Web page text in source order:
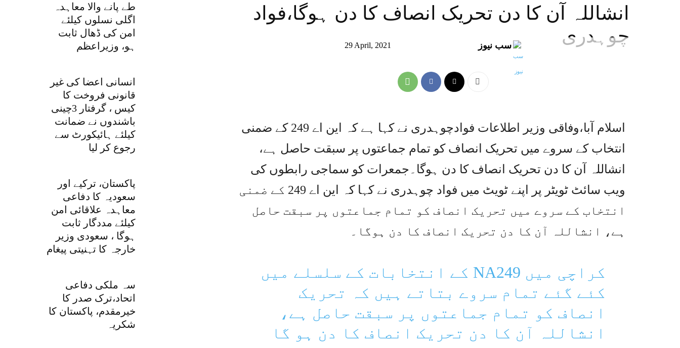
طے پانے والا معاہدہ
اگلی نسلوں کیلئے
امن کی ڈھال ثابت
ہو، وزیراعظم
انسانی اعضا کی غیر
قانونی فروخت کا
کیس ، گرفتار 3چینی
باشندوں نے ضمانت
کیلئے ہائیکورٹ سے
رجوع کر لیا
پاکستان، ترکیے اور
سعودیہ کا دفاعی
معاہدہ علاقائی امن
کیلئے مددگار ثابت
ہوگا ، سعودی وزیر
خارجہ کا تہنیتی پیغام
سہ ملکی دفاعی
اتحاد،ترک صدر کا
خیرمقدم، پاکستان کا
شکریہ
انشاللہ آن کا دن تحریک انصاف کا دن ہوگا،فواد
چوہدری
29 April, 2021 سب نیوز
اسلام آبا،وفاقی وزیر اطلاعات فوادچوہدری نے کہا ہے کہ این اے 249 کے ضمنی
انتخاب کے سروے میں تحریک انصاف کو تمام جماعتوں پر سبقت حاصل ہے،
انشاللہ آن کا دن تحریک انصاف کا دن ہوگا۔جمعرات کو سماجی رابطوں کی
ویب سائٹ ٹویٹر پر اپنے ٹویٹ میں فواد چوہدری نے کہا کہ این اے 249 کے ضمنی
انتخاب کے سروے میں تحریک انصاف کو تمام جماعتوں پر سبقت حاصل
ہے، انشاللہ آن کا دن تحریک انصاف کا دن ہوگا۔
کراچی میں NA249 کے انتخابات کے سلسلے میں
کئے گئے تمام سروے بتاتے ہیں کہ تحریک
انصاف کو تمام جماعتوں پر سبقت حاصل ہے،
انشاللہ آن کا دن تحریک انصاف کا دن ہو گا